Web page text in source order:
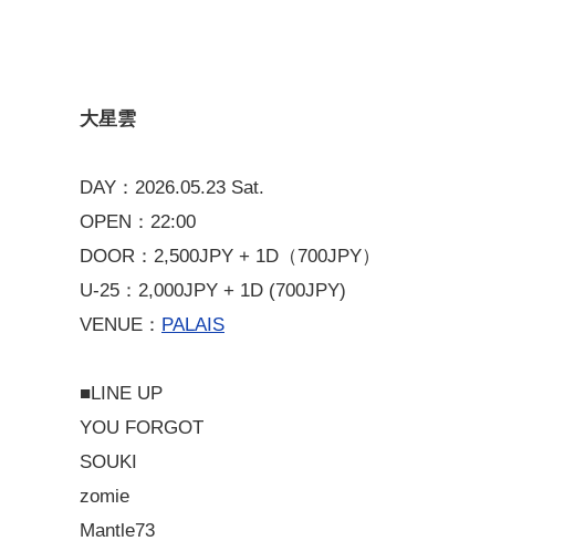
大星雲
DAY：2026.05.23 Sat.
OPEN：22:00
DOOR：2,500JPY + 1D（700JPY）
U-25：2,000JPY + 1D (700JPY)
VENUE： PALAIS
■LINE UP
YOU FORGOT
SOUKI
zomie
Mantle73